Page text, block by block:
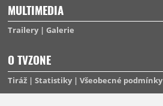
MULTIMEDIA
Trailery Galerie
O TVZONE
Tiráž Statistiky Všeobecné podmínky